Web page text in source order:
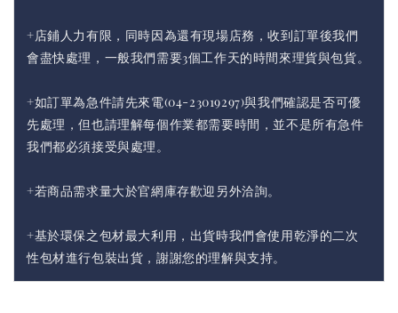
+店鋪人力有限，同時因為還有現場店務，收到訂單後我們
會盡快處理，一般我們需要3個工作天的時間來理貨與包貨。
+如訂單為急件請先來電(04-23019297)與我們確認是否可優
先處理，但也請理解每個作業都需要時間，並不是所有急件
我們都必須接受與處理。
+若商品需求量大於官網庫存歡迎另外洽詢。
+基於環保之包材最大利用，出貨時我們會使用乾淨的二次
性包材進行包裝出貨，謝謝您的理解與支持。